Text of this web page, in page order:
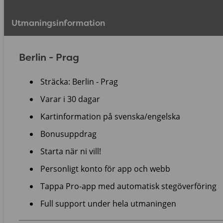
Samla ihop dina kollegor, vänner, familj
att hålla ett stegsnitt på 10 000 steg över
Utmaningsinformation
Berlin - Prag
Sträcka: Berlin - Prag
Varar i 30 dagar
Kartinformation på svenska/engelska
Bonusuppdrag
Starta när ni vill!
Personligt konto för app och webb
Tappa Pro-app med automatisk stegöverföring
Full support under hela utmaningen